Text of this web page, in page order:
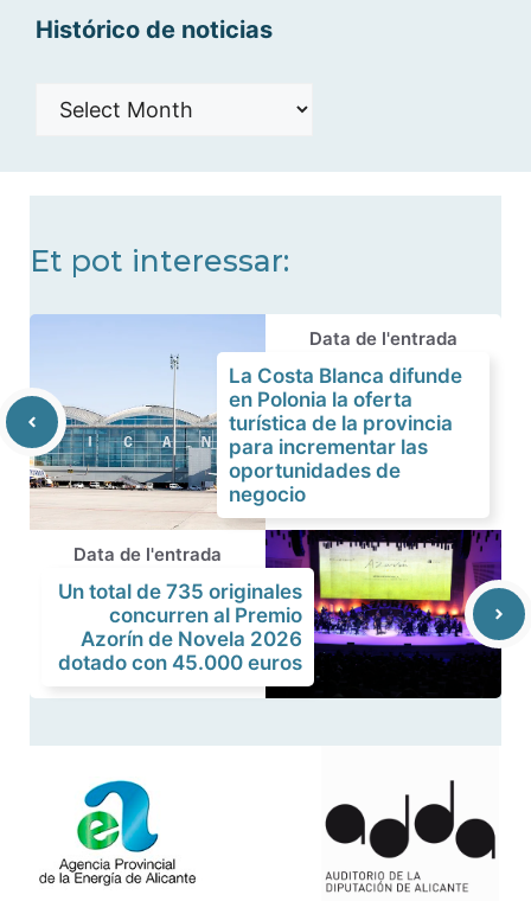
Histórico de noticias
Histórico
Et pot interessar:
Data de l'entrada
La Costa Blanca difunde
en Polonia la oferta
turística de la provincia
para incrementar las
oportunidades de
negocio
Data de l'entrada
Un total de 735 originales
concurren al Premio
Azorín de Novela 2026
dotado con 45.000 euros